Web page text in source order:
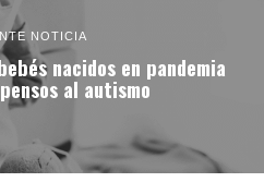
NOTICIA
nacidos en pandemia
al autismo